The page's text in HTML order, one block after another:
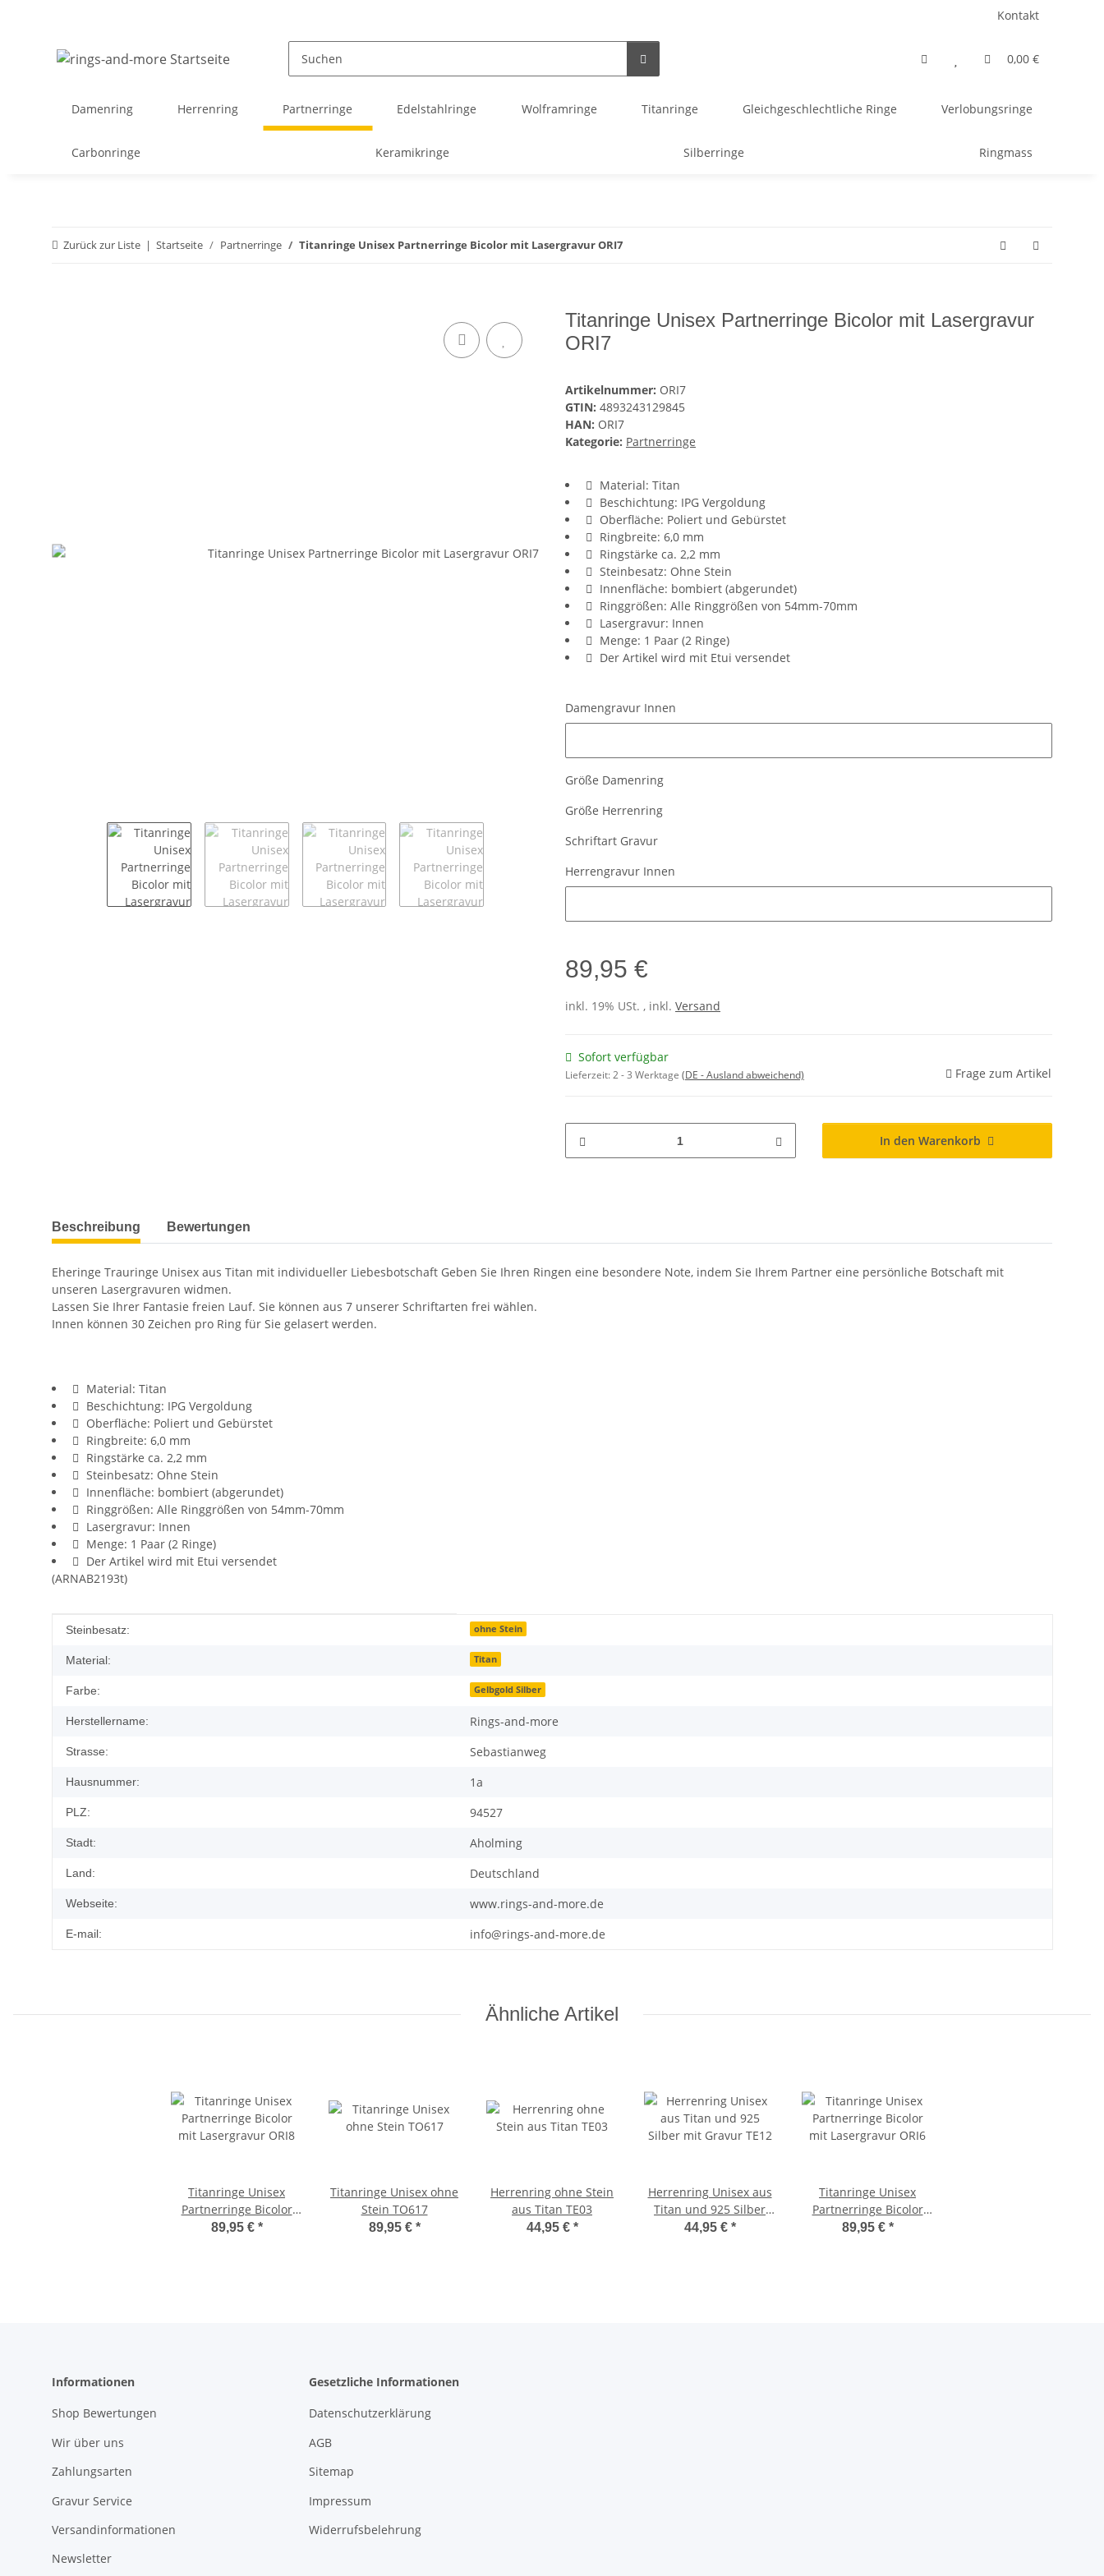
Kontakt
0,00 €
Damenring Herrenring Partnerringe Edelstahlringe Wolframringe Titanringe Gleichgeschlechtliche Ringe Verlobungsringe
Carbonringe Keramikringe Silberringe Ringmass
Zurück zur Liste Startseite Partnerringe Titanringe Unisex Partnerringe Bicolor mit Lasergravur ORI7
Titanringe Unisex Partnerringe Bicolor mit Lasergravur
ORI7
Artikelnummer: ORI7
GTIN: 4893243129845
HAN: ORI7
Kategorie: Partnerringe
Material: Titan
Beschichtung: IPG Vergoldung
Oberfläche: Poliert und Gebürstet
Ringbreite: 6,0 mm
Ringstärke ca. 2,2 mm
Steinbesatz: Ohne Stein
Innenfläche: bombiert (abgerundet)
Ringgrößen: Alle Ringgrößen von 54mm-70mm
Lasergravur: Innen
Menge: 1 Paar (2 Ringe)
Der Artikel wird mit Etui versendet
Damengravur Innen
Größe Damenring
Größe Herrenring
Schriftart Gravur
Herrengravur Innen
89,95 €
inkl. 19% USt. , inkl. Versand
Sofort verfügbar
Lieferzeit:2 - 3 Werktage (DE - Ausland abweichend) Frage zum Artikel
In den Warenkorb
weitere Registerkarten anzeigen
Beschreibung Bewertungen
Eheringe Trauringe Unisex aus Titan mit individueller Liebesbotschaft Geben Sie Ihren Ringen eine besondere Note, indem Sie Ihrem Partner eine persönliche Botschaft mit
unseren Lasergravuren widmen.
Lassen Sie Ihrer Fantasie freien Lauf. Sie können aus 7 unserer Schriftarten frei wählen.
Innen können 30 Zeichen pro Ring für Sie gelasert werden.
Material: Titan
Beschichtung: IPG Vergoldung
Oberfläche: Poliert und Gebürstet
Ringbreite: 6,0 mm
Ringstärke ca. 2,2 mm
Steinbesatz: Ohne Stein
Innenfläche: bombiert (abgerundet)
Ringgrößen: Alle Ringgrößen von 54mm-70mm
Lasergravur: Innen
Menge: 1 Paar (2 Ringe)
Der Artikel wird mit Etui versendet
(ARNAB2193t)
Produkteigenschaft
Wert
Steinbesatz: ohne Stein
Material: Titan
Farbe: Gelbgold Silber
Herstellername: Rings-and-more
Strasse: Sebastianweg
Hausnummer: 1a
PLZ: 94527
Stadt: Aholming
Land: Deutschland
Webseite: www.rings-and-more.de
E-mail: info@rings-and-more.de
Ähnliche Artikel
Titanringe Unisex
Partnerringe Bicolor
mit Lasergravur ORI8
89,95 € *
Titanringe Unisex ohne
Stein TO617
89,95 € *
Herrenring ohne Stein
aus Titan TE03
44,95 € *
Herrenring Unisex aus
Titan und 925 Silber
mit Gravur TE12
44,95 € *
Titanringe Unisex
Partnerringe Bicolor
mit Lasergravur ORI6
89,95 € *
Informationen
Shop Bewertungen
Wir über uns
Zahlungsarten
Gravur Service
Versandinformationen
Newsletter
Gesetzliche Informationen
Datenschutzerklärung
AGB
Sitemap
Impressum
Widerrufsbelehrung